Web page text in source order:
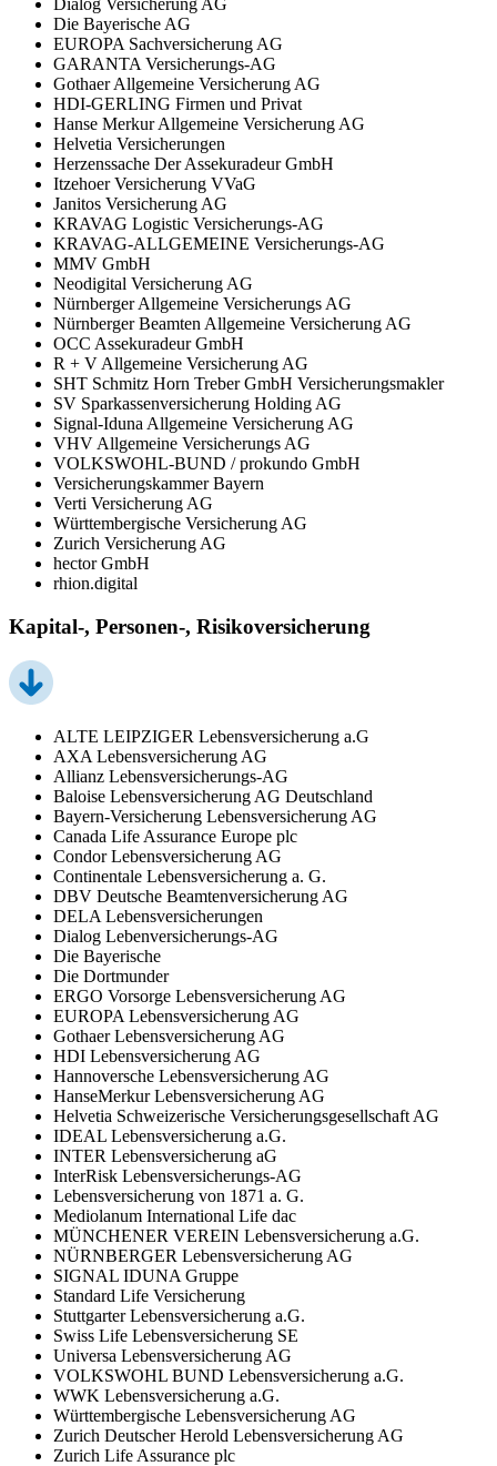
Dialog Versicherung AG
Die Bayerische AG
EUROPA Sachversicherung AG
GARANTA Versicherungs-AG
Gothaer Allgemeine Versicherung AG
HDI-GERLING Firmen und Privat
Hanse Merkur Allgemeine Versicherung AG
Helvetia Versicherungen
Herzenssache Der Assekuradeur GmbH
Itzehoer Versicherung VVaG
Janitos Versicherung AG
KRAVAG Logistic Versicherungs-AG
KRAVAG-ALLGEMEINE Versicherungs-AG
MMV GmbH
Neodigital Versicherung AG
Nürnberger Allgemeine Versicherungs AG
Nürnberger Beamten Allgemeine Versicherung AG
OCC Assekuradeur GmbH
R + V Allgemeine Versicherung AG
SHT Schmitz Horn Treber GmbH Versicherungsmakler
SV Sparkassenversicherung Holding AG
Signal-Iduna Allgemeine Versicherung AG
VHV Allgemeine Versicherungs AG
VOLKSWOHL-BUND / prokundo GmbH
Versicherungskammer Bayern
Verti Versicherung AG
Württembergische Versicherung AG
Zurich Versicherung AG
hector GmbH
rhion.digital
Kapital-, Personen-, Risikoversicherung
ALTE LEIPZIGER Lebensversicherung a.G
AXA Lebensversicherung AG
Allianz Lebensversicherungs-AG
Baloise Lebensversicherung AG Deutschland
Bayern-Versicherung Lebensversicherung AG
Canada Life Assurance Europe plc
Condor Lebensversicherung AG
Continentale Lebensversicherung a. G.
DBV Deutsche Beamtenversicherung AG
DELA Lebensversicherungen
Dialog Lebenversicherungs-AG
Die Bayerische
Die Dortmunder
ERGO Vorsorge Lebensversicherung AG
EUROPA Lebensversicherung AG
Gothaer Lebensversicherung AG
HDI Lebensversicherung AG
Hannoversche Lebensversicherung AG
HanseMerkur Lebensversicherung AG
Helvetia Schweizerische Versicherungsgesellschaft AG
IDEAL Lebensversicherung a.G.
INTER Lebensversicherung aG
InterRisk Lebensversicherungs-AG
Lebensversicherung von 1871 a. G.
Mediolanum International Life dac
MÜNCHENER VEREIN Lebensversicherung a.G.
NÜRNBERGER Lebensversicherung AG
SIGNAL IDUNA Gruppe
Standard Life Versicherung
Stuttgarter Lebensversicherung a.G.
Swiss Life Lebensversicherung SE
Universa Lebensversicherung AG
VOLKSWOHL BUND Lebensversicherung a.G.
WWK Lebensversicherung a.G.
Württembergische Lebensversicherung AG
Zurich Deutscher Herold Lebensversicherung AG
Zurich Life Assurance plc